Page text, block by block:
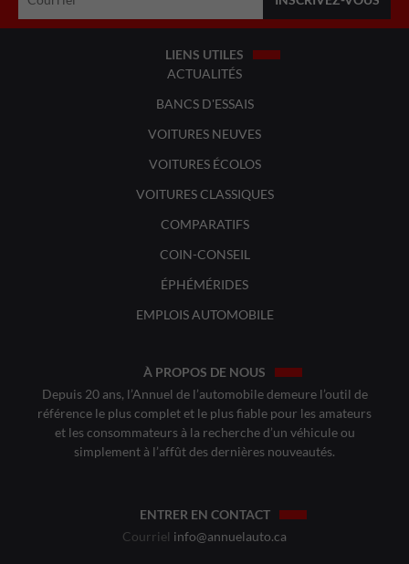
LIENS UTILES
ACTUALITÉS
BANCS D'ESSAIS
VOITURES NEUVES
VOITURES ÉCOLOS
VOITURES CLASSIQUES
COMPARATIFS
COIN-CONSEIL
ÉPHÉMÉRIDES
EMPLOIS AUTOMOBILE
À PROPOS DE NOUS
Depuis 20 ans, l’Annuel de l’automobile demeure l’outil de
référence le plus complet et le plus fiable pour les amateurs
et les consommateurs à la recherche d’un véhicule ou
simplement à l’affût des dernières nouveautés.
ENTRER EN CONTACT
Courriel info@annuelauto.ca